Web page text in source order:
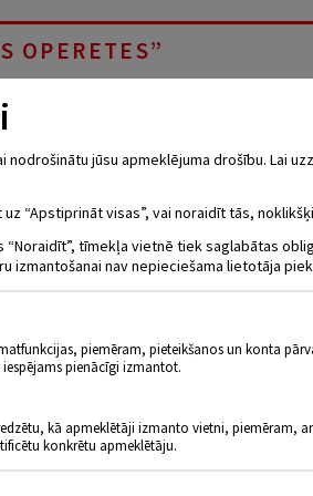
OPERETES”
viesosies
muzikālais teātris
operetes šedevru programmu ir
operešu dziesmu un melodiju
ar ironisku zemtekstu, dāvā skatītājiem
papildina Pēterburgas Operetes teātra
valdzinošu operešu melodiju virpuli.
pazīstamākajām operetēm “Sikspārnis”,
“Borgia”, “Džudita” un “Parastais
savos iestudējumos vēršas pie cilvēku
turpina slaveno krievu
darinātie greznie aktieru tērpi ir augstas
tās talantīgie un perfekti izglītotie solisti,
partijām un virtuozo horeogrāgiju
Nikolajs Reutovs.
Nopelniem bagātais mākslinieks
Borisa Pokrovska, diriģenta
jūsu apmeklējuma drošību. Lai
“Apstiprināt visas”, vai noraidīt tās,
tīmekļa vietnē tiek saglabātas
izmantošanai nav nepieciešama lietotāja
piemēram, pieteikšanos un konta
pienācīgi izmantot.
kā apmeklētāji izmanto vietni, piemēram,
konkrētu apmeklētāju.